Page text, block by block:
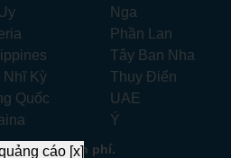
Nga
Phần Lan
Tây Ban Nha
Nhĩ Kỳ
Thụy Điển
Quốc
UAE
Ý
phim miễn phí.
cáo [x]